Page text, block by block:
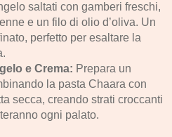
saltati con gamberi freschi,
e un filo di olio d’oliva. Un
perfetto per esaltare la
e Crema: Prepara un
la pasta Chaara con
secca, creando strati croccanti
ogni palato.